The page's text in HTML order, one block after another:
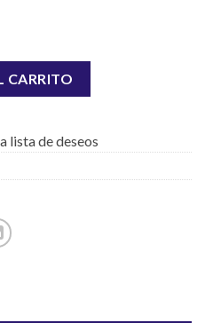
cantidad
CARRITO
lista de deseos